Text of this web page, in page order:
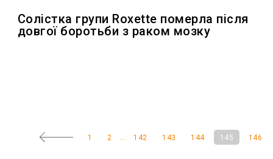
Солістка групи Roxette померла після
довгої боротьби з раком мозку
1 2 142 143 144 145 146